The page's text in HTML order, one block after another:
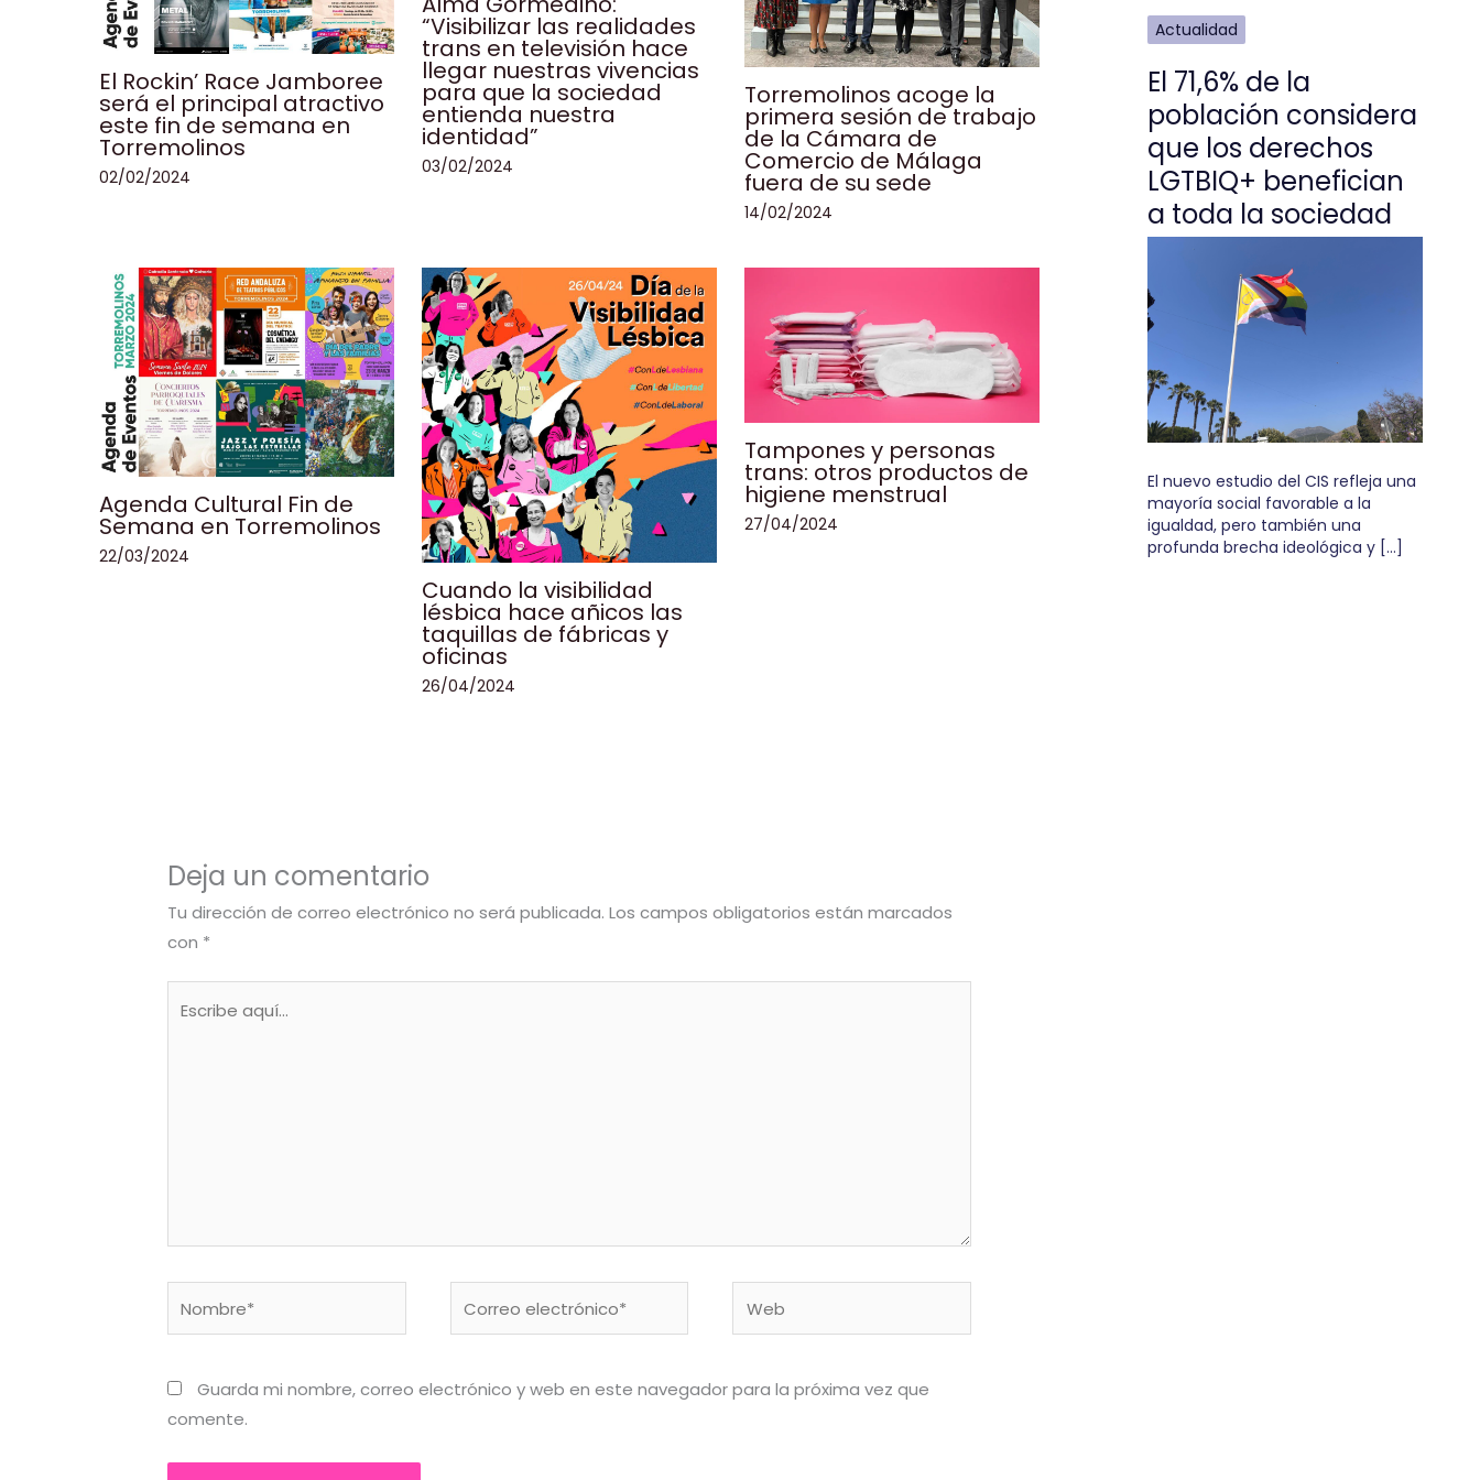
El Rockin’ Race Jamboree
será el principal atractivo
este fin de semana en
Torremolinos
02/02/2024
“Visibilizar las realidades
trans en televisión hace
llegar nuestras vivencias
para que la sociedad
entienda nuestra
identidad”
03/02/2024
Torremolinos acoge la
primera sesión de trabajo
de la Cámara de
Comercio de Málaga
fuera de su sede
14/02/2024
Agenda Cultural Fin de
Semana en Torremolinos
22/03/2024
Cuando la visibilidad
lésbica hace añicos las
taquillas de fábricas y
oficinas
26/04/2024
Tampones y personas
trans: otros productos de
higiene menstrual
27/04/2024
Deja un comentario
Tu dirección de correo electrónico no será publicada. Los campos obligatorios están marcados
con *
Guarda mi nombre, correo electrónico y web en este navegador para la próxima vez que
comente.
Actualidad
El 71,6% de la
población considera
que los derechos
LGTBIQ+ benefician
a toda la sociedad
El nuevo estudio del CIS refleja una
mayoría social favorable a la
igualdad, pero también una
profunda brecha ideológica y […]